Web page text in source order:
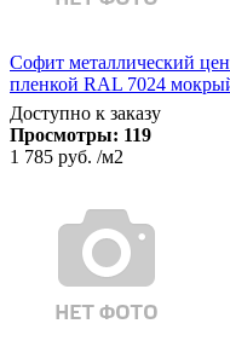
Софит металлический
пленкой RAL 7024
Доступно к заказу
Просмотры: 119
1 785 руб. /м2